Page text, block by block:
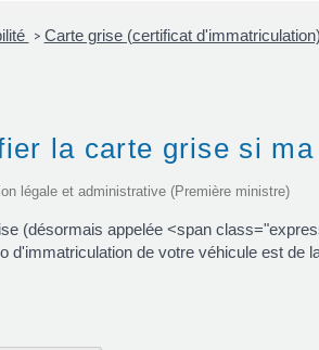
> Carte grise (certificat d'immatriculation)
la carte grise si
légale et administrative (Première ministre)
(désormais appelée <span
d'immatriculation de votre véhicule est